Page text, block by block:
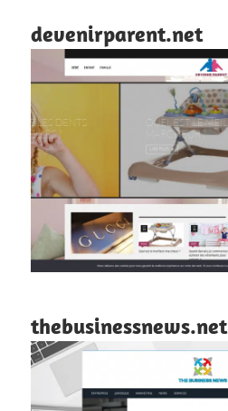
devenirparent.net
thebusinessnews.net